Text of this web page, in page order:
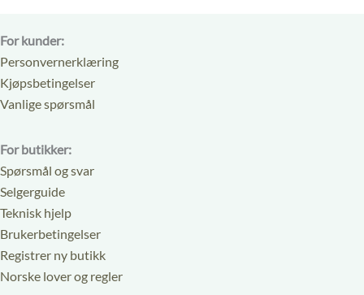
For kunder:
Personvernerklæring
Kjøpsbetingelser
Vanlige spørsmål
For butikker:
Spørsmål og svar
Selgerguide
Teknisk hjelp
Brukerbetingelser
Registrer ny butikk
Norske lover og regler